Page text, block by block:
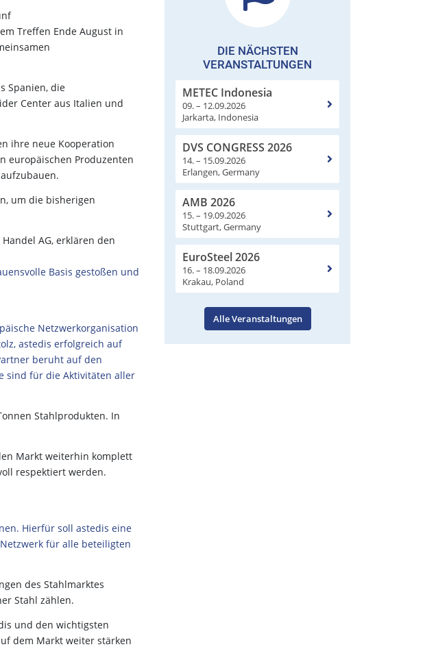
Treffen Ende August in
Spanien, die
Center aus Italien und
ihre neue Kooperation
europäischen Produzenten
um die bisherigen
AG, erklären den
Basis gestoßen und
Netzwerkorganisation
astedis erfolgreich auf
beruht auf den
sind für die Aktivitäten aller
Stahlprodukten. In
Markt weiterhin komplett
respektiert werden.
Hierfür soll astedis eine
für alle beteiligten
des Stahlmarktes
Stahl zählen.
und den wichtigsten
dem Markt weiter stärken
DIE NÄCHSTEN
VERANSTALTUNGEN
METEC Indonesia
09. – 12.09.2026
Jarkarta, Indonesia
DVS CONGRESS 2026
14. – 15.09.2026
Erlangen, Germany
AMB 2026
15. – 19.09.2026
Stuttgart, Germany
EuroSteel 2026
16. – 18.09.2026
Krakau, Poland
Alle Veranstaltungen